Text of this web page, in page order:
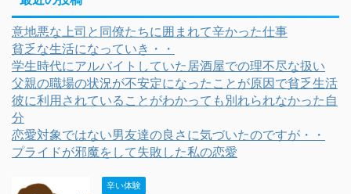
意地悪な上司と同僚たちに囲まれて辛かった仕事
貧乏な生活になっていき・・
学生時代にアルバイトしていた居酒屋での理不尽な扱い
父親の職場の状況が不安定になったことが原因で貧乏生活
彼に利用されていることがわかっても別れられなかった自
分
恋愛対象ではない男友達の良さに気づいたのですが・・
プライドが邪魔をして失敗した私の恋愛
辛い体験